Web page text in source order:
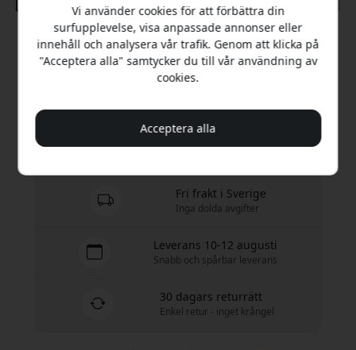
Rekommenderat pris
399 SEK
Köp nu
I lager - redo att skickas
Fri frakt i Sverige
Inga dolda avgifter
Leverans 10-12 augusti
Snabb och spårbar leverans
30 dagars returrätt
Enkel retur - inget krångel
Vi använder cookies för att förbättra din
surfupplevelse, visa anpassade annonser eller
innehåll och analysera vår trafik. Genom att klicka på
"Acceptera alla" samtycker du till vår användning av
cookies.
Acceptera alla